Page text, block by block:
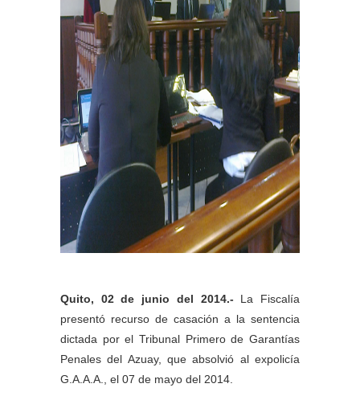
Quito, 02 de junio del 2014.- La Fiscalía
presentó recurso de casación a la sentencia
dictada por el Tribunal Primero de Garantías
Penales del Azuay, que absolvió al expolicía
G.A.A.A., el 07 de mayo del 2014.